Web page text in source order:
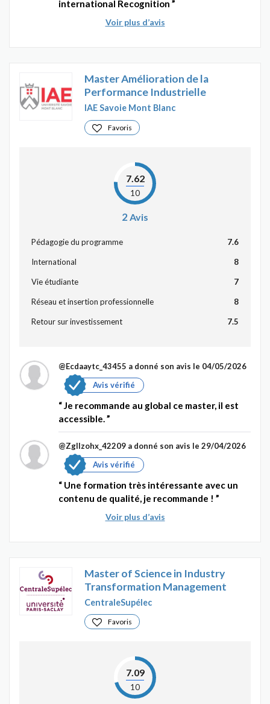
international Recognition
Voir plus d’avis
Master Amélioration de la
Performance Industrielle
IAE Savoie Mont Blanc
Favoris
7.62
10
2 Avis
Pédagogie du programme 7.6
International 8
Vie étudiante 7
Réseau et insertion professionnelle 8
Retour sur investissement 7.5
@Ecdaaytc_43455 a donné son avis le 04/05/2026
Avis vérifié
Je recommande au global ce master, il est
accessible.
@Zgllzohx_42209 a donné son avis le 29/04/2026
Avis vérifié
Une formation très intéressante avec un
contenu de qualité, je recommande !
Voir plus d’avis
Master of Science in Industry
Transformation Management
CentraleSupélec
Favoris
7.09
10